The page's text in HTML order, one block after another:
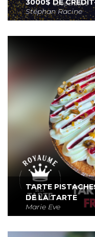
3000$ DE
Stéphan Racine
TARTE
DE LA TARTE
Marie Eve